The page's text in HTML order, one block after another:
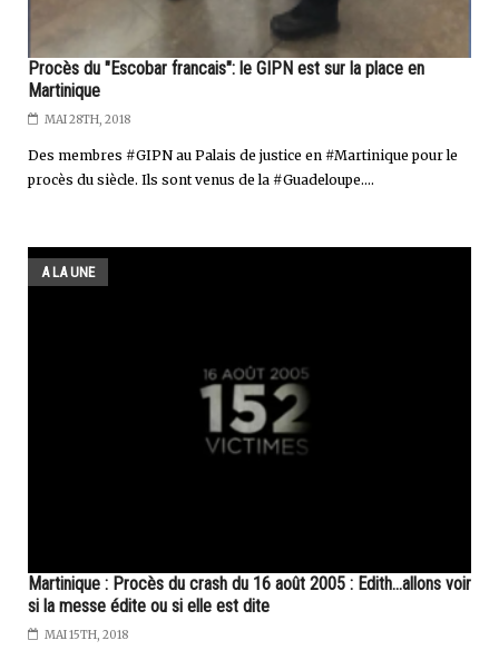
Procès du "Escobar francais": le GIPN est sur la place en
Martinique
MAI 28TH, 2018
Des membres #GIPN au Palais de justice en #Martinique pour le
procès du siècle. Ils sont venus de la #Guadeloupe....
A LA UNE
Martinique : Procès du crash du 16 août 2005 : Edith...allons voir
si la messe édite ou si elle est dite
MAI 15TH, 2018